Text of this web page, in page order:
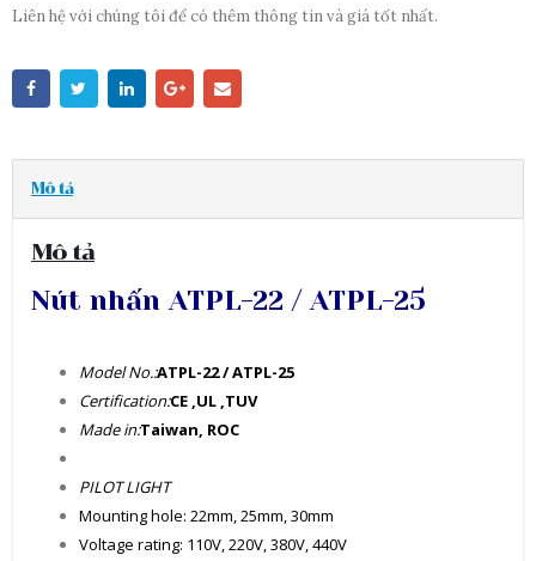
Liên hệ với chúng tôi để có thêm thông tin và giá tốt nhất.
Mô tả
Mô tả
Nút nhấn ATPL-22 / ATPL-25
Model No.:ATPL-22 / ATPL-25
Certification:CE ,UL ,TUV
Made in:Taiwan, ROC
PILOT LIGHT
Mounting hole: 22mm, 25mm, 30mm
Voltage rating: 110V, 220V, 380V, 440V